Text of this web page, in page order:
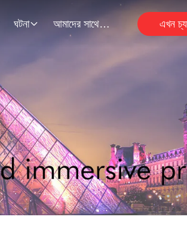
ঘটনা আমাদের সাথে যোগাযোগ এখন